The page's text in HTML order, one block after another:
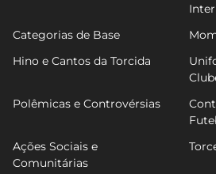
Categorias de Base
Hino e Cantos da Torcida
Polêmicas e Controvérsias
Ações Sociais e
Comunitárias